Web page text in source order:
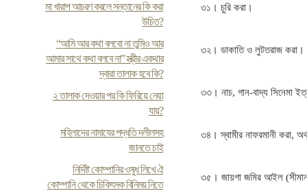
মা খারাপ আচরণ করলে সন্তানের কি করা
উচিত?
“আমি আর কথা বলবো না তুমিও আর
আমার সাথে কথা বলবে না” স্ত্রীর একথার
দ্বারা তালাক হবে কি?
২ তালাক দেওয়ার পর কি ফিরিয়ে নেয়া
যায়?
মহিলাদের নামাযের পদ্ধতি দলীলসহ
জানতে চাই
নির্দিষ্ট কোম্পানির ওষুধ লিখে ঐ
কোম্পানি থেকে চিকিৎসক বিনিময় নিতে
৩১। চুরি করা।
৩২। ডাকাতি ও লুটতরাজ করা।
৩৩। নাচ, গান-বাদ্য সিনেমা
৩৪। স্বামীর নাফরমানী করা,
৩৫। জায়গা জমির আইল